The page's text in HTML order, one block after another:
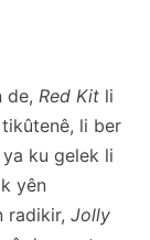
de, Red Kit li
li ber
ku gelek li
yên
radikir, Jolly